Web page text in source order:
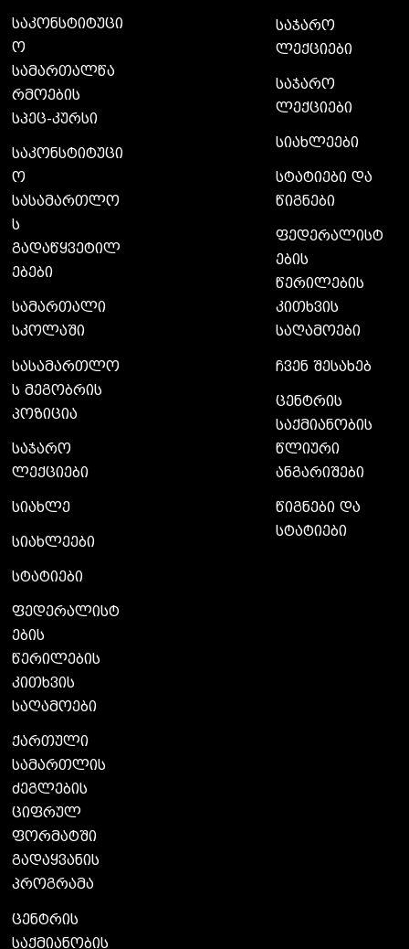
საკონსტიტუცი
ო
სამართალწა
რმოების
სპეც-კურსი
საკონსტიტუცი
ო
სასამართლო
ს
გადაწყვეტილ
ებები
სამართალი
სკოლაში
სასამართლო
ს მეგობრის
პოზიცია
საჯარო
ლექციები
სიახლე
სიახლეები
სტატიები
ფედერალისტ
ების
წერილების
კითხვის
საღამოები
ქართული
სამართლის
ძეგლების
ციფრულ
ფორმატში
გადაყვანის
პროგრამა
ცენტრის
საქმიანობის
საჯარო
ლექციები
საჯარო
ლექციები
სიახლეები
სტატიები და
წიგნები
ფედერალისტ
ების
წერილების
კითხვის
საღამოები
ჩვენ შესახებ
ცენტრის
საქმიანობის
წლიური
ანგარიშები
წიგნები და
სტატიები